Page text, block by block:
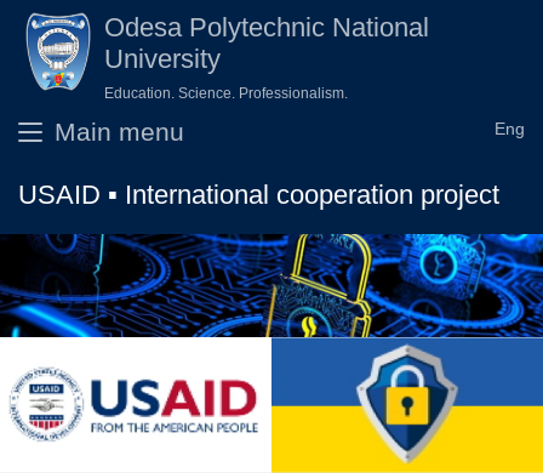
Skip to main contentOdesа Polytechnic National
University
Education. Science. Professionalism.
Main menu
USAID ▪ International cooperation project